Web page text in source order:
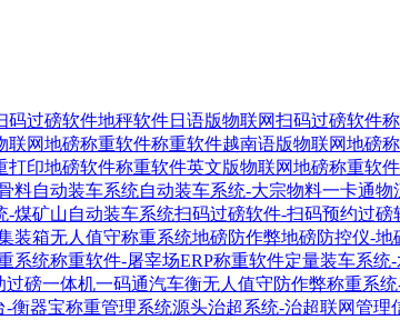
码过磅软件地秤软件日语版物联网扫码过磅软件
联网地磅称重软件称重软件越南语版物联网地磅
打印地磅软件称重软件英文版物联网地磅称重软件
料自动装车系统自动装车系统-大宗物料一卡通
-煤矿山自动装车系统扫码过磅软件-扫码预约过磅
装箱无人值守称重系统地磅防作弊地磅防控仪-
系统称重软件-屠宰场ERP称重软件定量装车系统
过磅一体机一码通汽车衡无人值守防作弊称重系
衡器宝称重管理系统源头治超系统-治超联网管理